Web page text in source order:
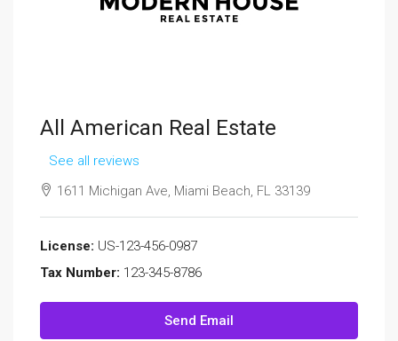
All American Real Estate
See all reviews
1611 Michigan Ave, Miami Beach, FL 33139
License: US-123-456-0987
Tax Number: 123-345-8786
Send Email